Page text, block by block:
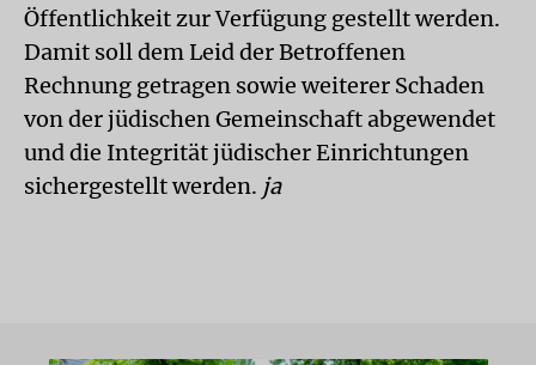
Öffentlichkeit zur Verfügung gestellt werden.
Damit soll dem Leid der Betroffenen
Rechnung getragen sowie weiterer Schaden
von der jüdischen Gemeinschaft abgewendet
und die Integrität jüdischer Einrichtungen
sichergestellt werden. ja